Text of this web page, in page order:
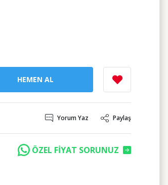
HEMEN AL
Yorum Yaz Paylaş
ÖZEL FİYAT SORUNUZ